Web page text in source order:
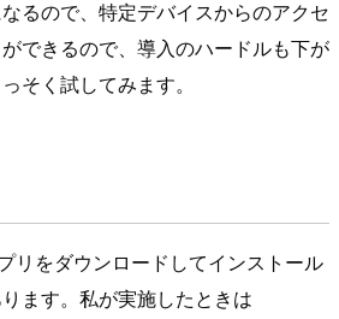
るので、特定デバイスからのアクセ
できるので、導入のハードルも下が
そく試してみます。
リをダウンロードしてインストール
ます。私が実施したときは